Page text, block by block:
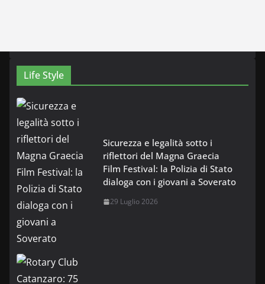
Life Style
Sicurezza e legalità sotto i
riflettori del Magna Graecia
Film Festival: la Polizia di Stato
dialoga con i giovani a Soverato
29 Luglio 2026